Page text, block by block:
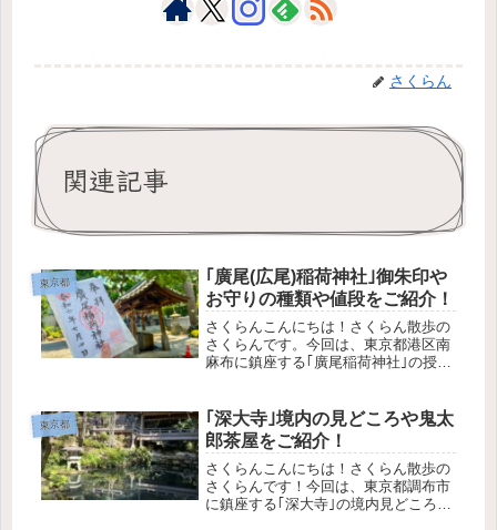
さくらん
関連記事
東京都
｢廣尾(広尾)稲荷神社｣御朱印や
お守りの種類や値段をご紹介！
さくらんこんにちは！さくらん散歩の
さくらんです。今回は、東京都港区南
麻布に鎮座する｢廣尾稲荷神社｣の授与
尾稲荷神社。どんな授与品があるか、
気になりますよね？この記事で分か
る...
東京都
｢深大寺｣境内の見どころや鬼太
郎茶屋をご紹介！
さくらんこんにちは！さくらん散歩の
さくらんです！今回は、東京都調布市
に鎮座する｢深大寺｣の境内見どころ